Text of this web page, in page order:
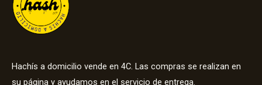
Hachís a domicilio vende en 4C. Las compras se realizan en
su página y ayudamos en el servicio de entrega.